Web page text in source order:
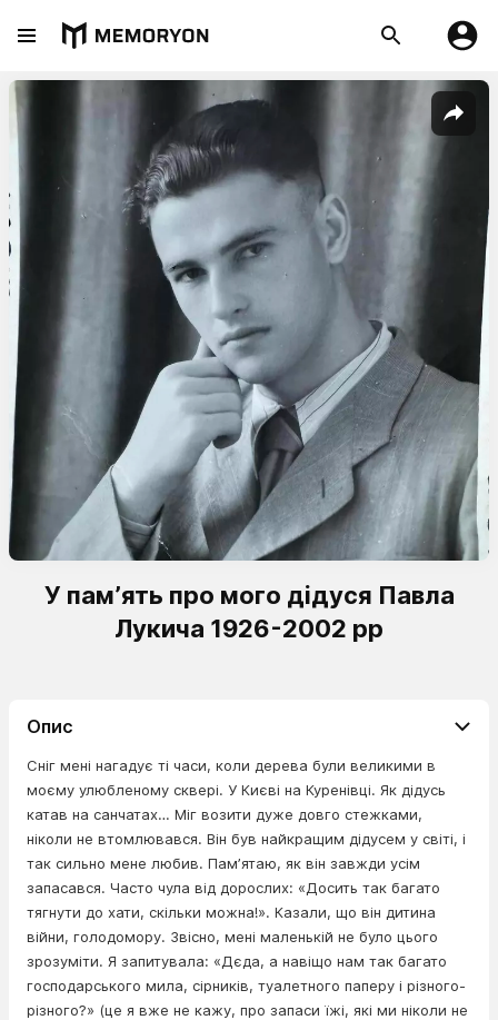
У памʼять про мого дідуся Павла
Лукича 1926-2002 рр
Опис
Сніг мені нагадує ті часи, коли дерева були великими в
моєму улюбленому сквері. У Києві на Куренівці. Як дідусь
катав на санчатах… Міг возити дуже довго стежками,
ніколи не втомлювався. Він був найкращим дідусем у світі, і
так сильно мене любив. Памʼятаю, як він завжди усім
запасався. Часто чула від дорослих: «Досить так багато
тягнути до хати, скільки можна!». Казали, що він дитина
війни, голодомору. Звісно, мені маленькій не було цього
зрозуміти. Я запитувала: «Дєда, а навіщо нам так багато
господарського мила, сірників, туалетного паперу і різного-
різного?» (це я вже не кажу, про запаси їжі, які ми ніколи не